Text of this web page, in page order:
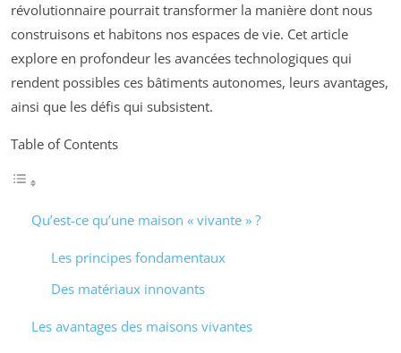
révolutionnaire pourrait transformer la manière dont nous
construisons et habitons nos espaces de vie. Cet article
explore en profondeur les avancées technologiques qui
rendent possibles ces bâtiments autonomes, leurs avantages,
ainsi que les défis qui subsistent.
Table of Contents
Qu’est-ce qu’une maison « vivante » ?
Les principes fondamentaux
Des matériaux innovants
Les avantages des maisons vivantes